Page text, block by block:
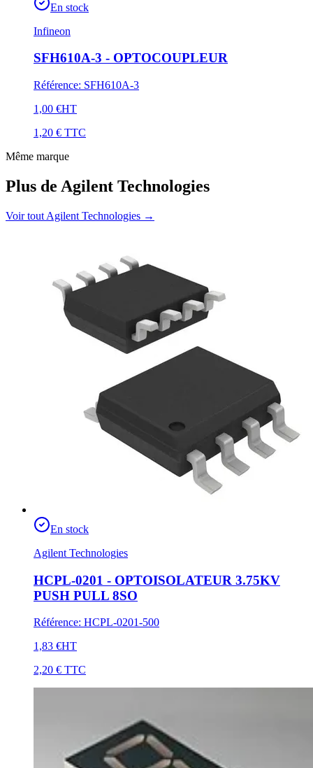
En stock
Infineon
SFH610A-3 - OPTOCOUPLEUR
Référence: SFH610A-3
1,00 €HT
1,20 € TTC
Même marque
Plus de Agilent Technologies
Voir tout Agilent Technologies →
En stock
Agilent Technologies
HCPL-0201 - OPTOISOLATEUR 3.75KV
PUSH PULL 8SO
Référence: HCPL-0201-500
1,83 €HT
2,20 € TTC